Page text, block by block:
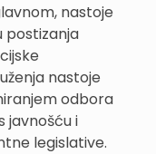
nastoje
postizanja
nastoje
odbora
javnošću i
legislative.